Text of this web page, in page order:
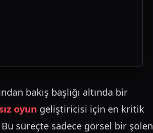
bakış başlığı altında bir
oyun geliştiricisi için en kritik
süreçte sadece görsel bir şölen